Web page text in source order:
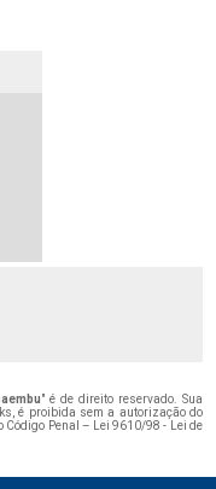
" é de direito reservado. Sua
é proibida sem a autorização do
Código Penal –
Lei 9610/98 - Lei de